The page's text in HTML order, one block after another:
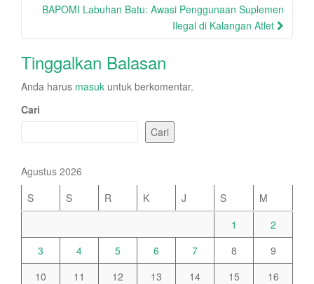
BAPOMI Labuhan Batu: Awasi Penggunaan Suplemen
Ilegal di Kalangan Atlet
Tinggalkan Balasan
Anda harus masuk untuk berkomentar.
Cari
Cari
Agustus 2026
S
S R K J S
M
1
2
3
4 5 6 7 8
9
10
11 12 13 14 15
16